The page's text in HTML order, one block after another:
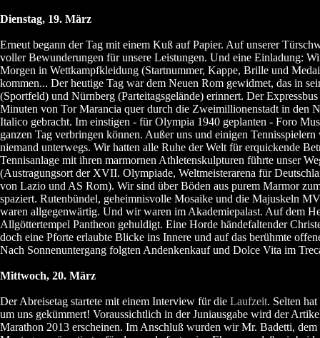
Dienstag, 19. März
Erneut begann der Tag mit einem Kuß auf Papier. Auf unserer
voller Bewunderungen für unsere Leistungen. Und eine Einladung:
Morgen in Wettkampfkleidung (Startnummer, Kappe, Brille und
kommen... Der heutige Tag war dem Neuen Rom gewidmet, das in
(Sportfeld) und Nürnberg (Parteitagsgelände) erinnert. Der
Minuten von Tor Marancia quer durch die Zweimillionenstadt in den
Italico gebracht. Im einstigen - für Olympia 1940 geplanten - Foro
ganzen Tag verbringen können. Außer uns und einigen
niemand unterwegs. Wir hatten alle Ruhe der Welt für erquickende
Tennisanlage mit ihren marmornen Athletenskulpturen führte unser
(Austragungsort der XVII. Olympiade, Weltmeisterarena für
von Lazio und AS Rom). Wir sind über Böden aus purem Marmor
spaziert. Rutenbündel, geheimnisvolle Mosaike und die Majuskeln
waren allgegenwärtig. Und wir waren im Akademiepalast. Auf dem
Allgöttertempel Pantheon gehuldigt. Eine Horde händefaltender
doch eine Pforte erlaubte Blicke ins Innere und auf das berühmte
Nach Sonnenuntergang folgten Andenkenkauf und Dolce Vita im
Mittwoch, 20. März
Der Abreisetag startete mit einem Interview für die Laufzeit. Selten
um uns gekümmert! Voraussichtlich in der Juniausgabe wird der
Marathon 2013 erscheinen. Im Anschluß wurden wir Mr. Badetti,